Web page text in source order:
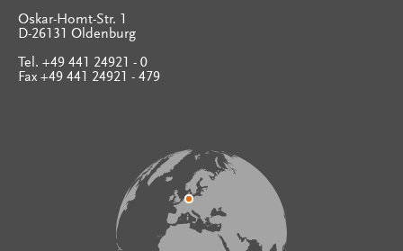
Oskar-Homt-Str. 1
D-26131 Oldenburg
Tel. +49 441 24921 - 0
Fax +49 441 24921 - 479